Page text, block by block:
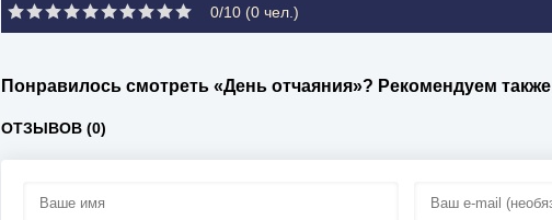
0/10 (0 чел.)
Понравилось смотреть «День отчаяния»? Рекомендуем также
ОТЗЫВОВ (0)